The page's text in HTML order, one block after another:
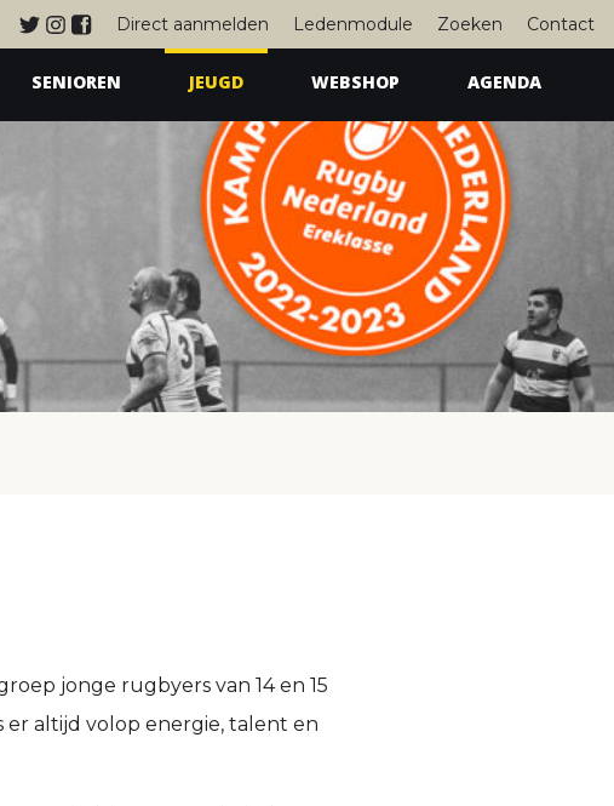
Direct aanmelden Ledenmodule Zoeken Contact
SENIOREN JEUGD WEBSHOP AGENDA
jonge rugbyers van 14 en 15
er altijd volop energie, talent en